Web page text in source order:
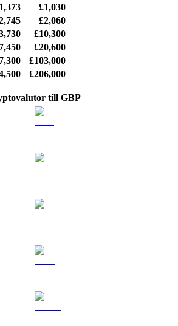
£1,030
£2,060
£10,300
£20,600
£103,000
£206,000
till GBP